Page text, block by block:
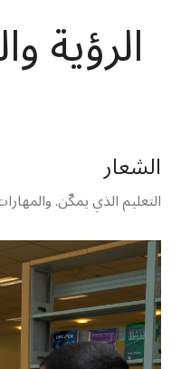
الرؤية
الشعار
التعليم الذي يمكّن.